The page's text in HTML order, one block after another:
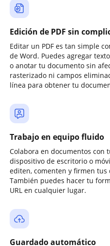
Edición de PDF sin
Editar un PDF es tan simple
de Word. Puedes agregar
o anotar tu documento sin
rasterizado ni campos
línea para obtener tu
Trabajo en equipo fluido
Colabora en documentos con
dispositivo de escritorio o
editen, comenten y firmen tus
También puedes hacer tu
URL en cualquier lugar.
Guardado automático